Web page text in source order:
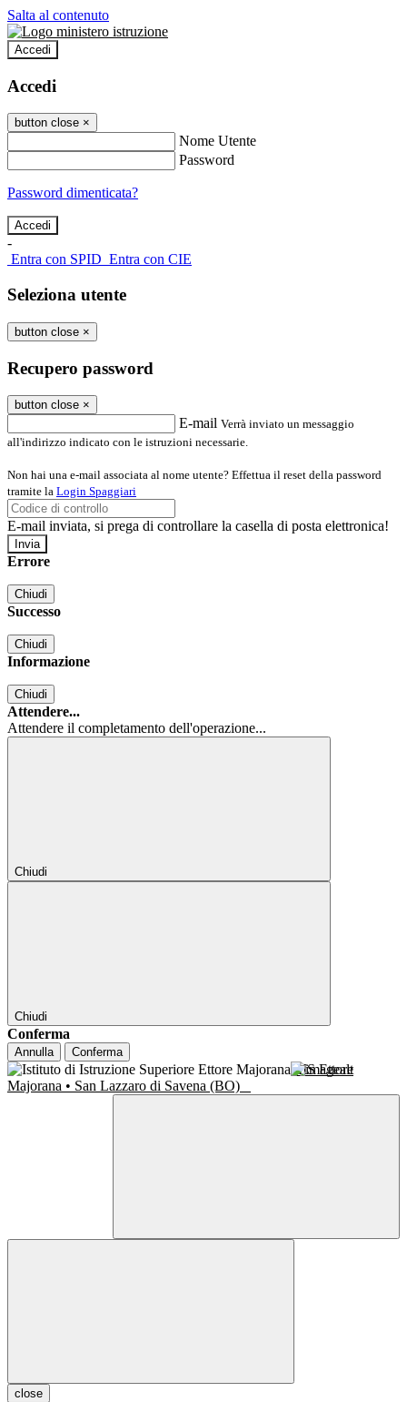
Salta al contenuto
Accedi
Accedi
button close ×
Nome Utente
Password
Password dimenticata?
-
Entra con SPID Entra con CIE
Seleziona utente
button close ×
Recupero password
button close ×
E-mail Verrà inviato un messaggio
all'indirizzo indicato con le istruzioni necessarie.
Non hai una e-mail associata al nome utente? Effettua il reset della password
tramite la Login Spaggiari
E-mail inviata, si prega di controllare la casella di posta elettronica!
Errore
Chiudi
Successo
Chiudi
Informazione
Chiudi
Attendere...
Attendere il completamento dell'operazione...
Chiudi
Chiudi
Conferma
Annulla Conferma
IIS Ettore
Majorana • San Lazzaro di Savena (BO)
close